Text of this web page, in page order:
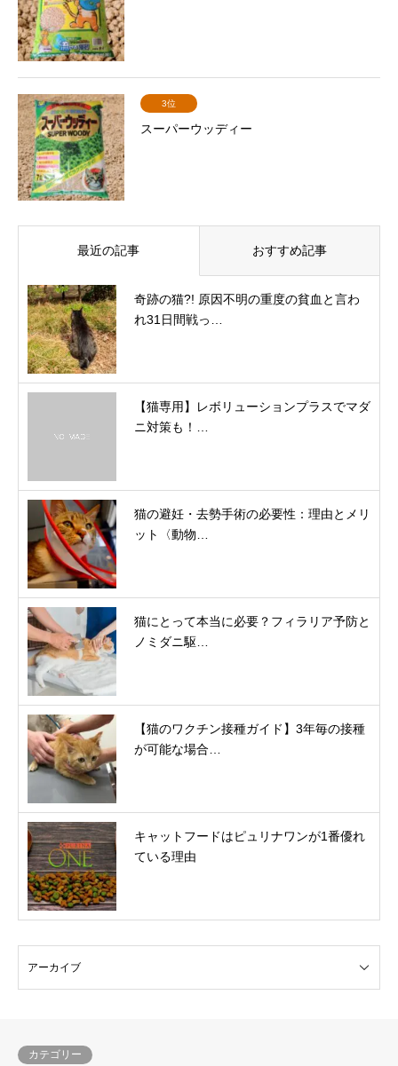
3位
スーパーウッディー
最近の記事 おすすめ記事
奇跡の猫?! 原因不明の重度の貧血と言わ
れ31日間戦っ…
【猫専用】レボリューションプラスでマダ
ニ対策も！…
猫の避妊・去勢手術の必要性：理由とメリ
ット〈動物…
猫にとって本当に必要？フィラリア予防と
ノミダニ駆…
【猫のワクチン接種ガイド】3年毎の接種
が可能な場合…
キャットフードはピュリナワンが1番優れ
ている理由
カテゴリー